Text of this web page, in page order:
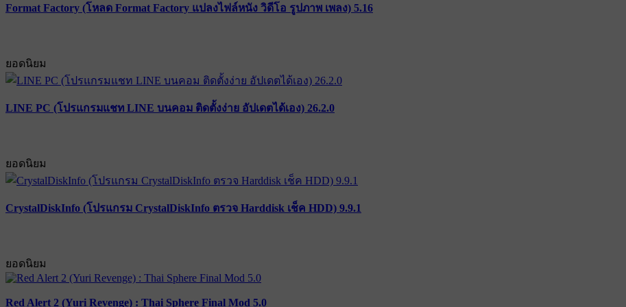
Format Factory (โหลด Format Factory แปลงไฟล์หนัง วิดีโอ รูปภาพ เพลง) 5.16
ยอดนิยม
LINE PC (โปรแกรมแชท LINE บนคอม ติดตั้งง่าย อัปเดตได้เอง) 26.2.0
ยอดนิยม
CrystalDiskInfo (โปรแกรม CrystalDiskInfo ตรวจ Harddisk เช็ค HDD) 9.9.1
ยอดนิยม
Red Alert 2 (Yuri Revenge) : Thai Sphere Final Mod 5.0